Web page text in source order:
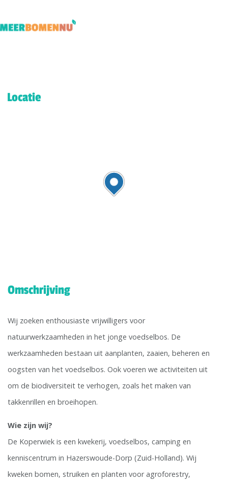
Locatie
Omschrijving
Wij zoeken enthousiaste vrijwilligers voor
natuurwerkzaamheden in het jonge voedselbos. De
werkzaamheden bestaan uit aanplanten, zaaien, beheren en
oogsten van het voedselbos. Ook voeren we activiteiten uit
om de biodiversiteit te verhogen, zoals het maken van
takkenrillen en broeihopen.
Wie zijn wij?
De Koperwiek is een kwekerij, voedselbos, camping en
kenniscentrum in Hazerswoude-Dorp (Zuid-Holland). Wij
kweken bomen, struiken en planten voor agroforestry,